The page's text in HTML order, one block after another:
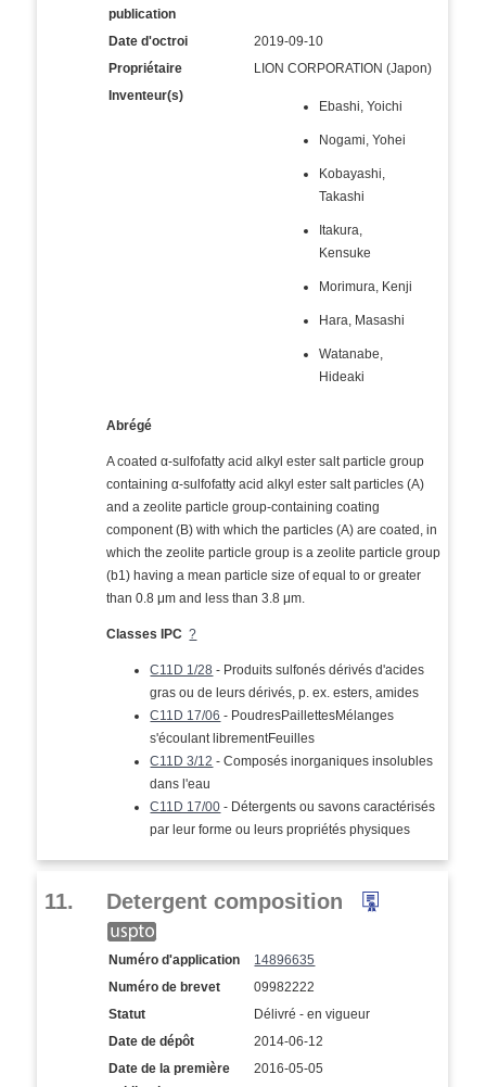
publication
Date d'octroi
2019-09-10
Propriétaire
LION CORPORATION (Japon)
Inventeur(s)
Ebashi, Yoichi
Nogami, Yohei
Kobayashi,
Takashi
Itakura,
Kensuke
Morimura, Kenji
Hara, Masashi
Watanabe,
Hideaki
Abrégé
A coated α-sulfofatty acid alkyl ester salt particle group
containing α-sulfofatty acid alkyl ester salt particles (A)
and a zeolite particle group-containing coating
component (B) with which the particles (A) are coated, in
which the zeolite particle group is a zeolite particle group
(b1) having a mean particle size of equal to or greater
than 0.8 μm and less than 3.8 μm.
Classes IPC ?
C11D 1/28 - Produits sulfonés dérivés d'acides
gras ou de leurs dérivés, p. ex. esters, amides
C11D 17/06 - PoudresPaillettesMélanges
s'écoulant librementFeuilles
C11D 3/12 - Composés inorganiques insolubles
dans l'eau
C11D 17/00 - Détergents ou savons caractérisés
par leur forme ou leurs propriétés physiques
11. Detergent composition
Numéro d'application
14896635
Numéro de brevet
09982222
Statut
Délivré - en vigueur
Date de dépôt
2014-06-12
Date de la première
2016-05-05